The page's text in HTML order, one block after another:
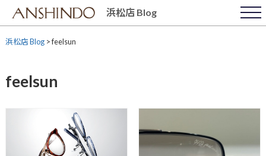
content
浜松店 Blog
浜松店 Blog>feelsun
feelsun